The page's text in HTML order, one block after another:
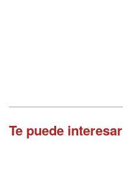
Te puede interesar